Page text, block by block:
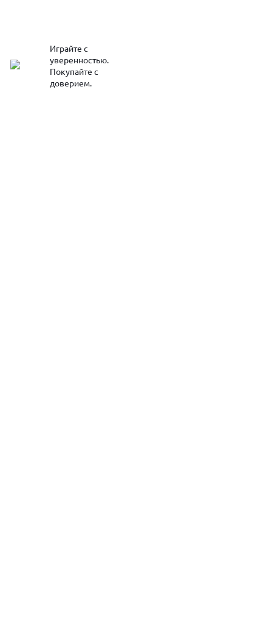
Играйте с
уверенностью.
Покупайте с
доверием.